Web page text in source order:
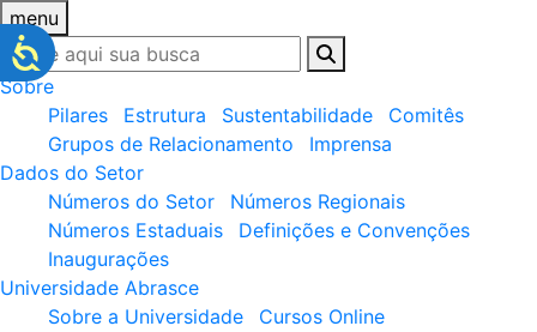
menu
Sobre
Pilares
Estrutura Sustentabilidade
Comitês
Grupos de Relacionamento
Imprensa
Dados do Setor
Números do Setor
Números Regionais
Números Estaduais
Definições e Convenções
Inaugurações
Universidade Abrasce
Sobre a Universidade
Cursos Online